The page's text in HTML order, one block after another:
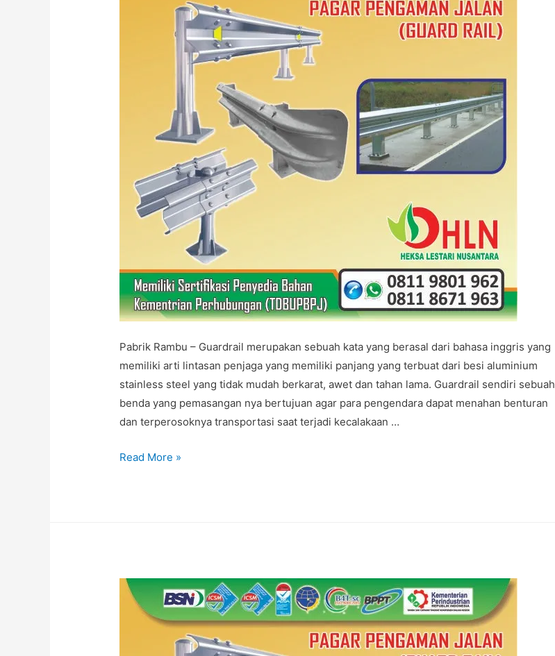
Pabrik Rambu – Guardrail merupakan sebuah kata yang berasal dari bahasa inggris yang
memiliki arti lintasan penjaga yang memiliki panjang yang terbuat dari besi aluminium
stainless steel yang tidak mudah berkarat, awet dan tahan lama. Guardrail sendiri sebuah
benda yang pemasangan nya bertujuan agar para pengendara dapat menahan benturan
dan terperosoknya transportasi saat terjadi kecalakaan …
Jual
di
Jakarta
Read More »